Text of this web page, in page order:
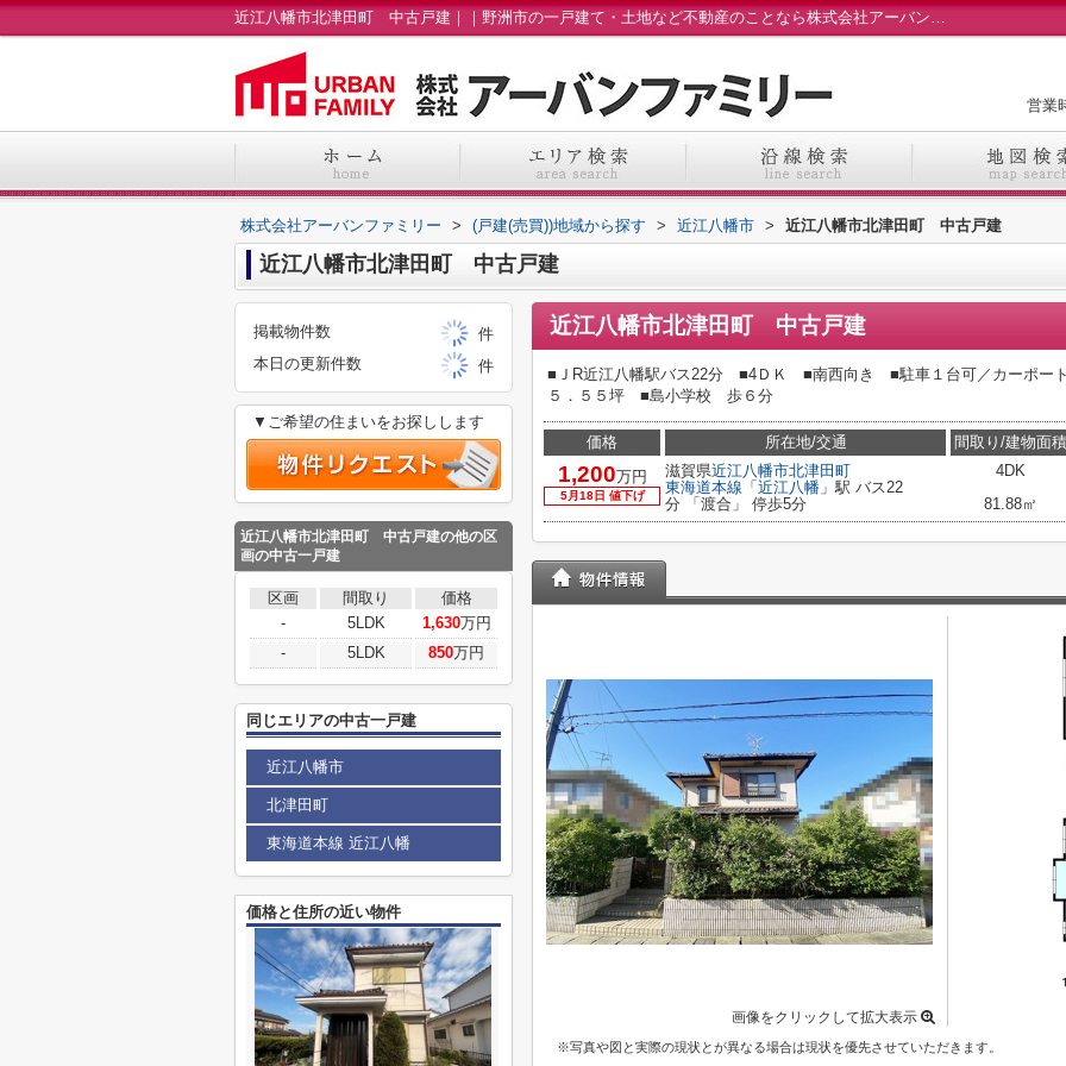
近江八幡市北津田町 中古戸建｜｜野洲市の一戸建て・土地など不動産のことなら株式会社アーバンファミリーへ
営業
株式会社アーバンファミリー > (戸建(売買))地域から探す > 近江八幡市 > 近江八幡市北津田町 中古戸建
近江八幡市北津田町 中古戸建
近江八幡市北津田町 中古戸建
■ＪR近江八幡駅バス22分 ■4ＤＫ ■南西向き ■駐車１台可／カーポー
５．５５坪 ■島小学校 歩６分
価格
1,200万円
5月18日 値下げ
所在地/交通
滋賀県近江八幡市北津田町
東海道本線 「 近江八幡 」駅 バス22
分 「渡合」 停歩5分
間取り/建物面積
4DK
81.88㎡
画像をクリックして拡大表示
※写真や図と実際の現状とが異なる場合は現状を優先させていただきます。
掲載物件数
件
本日の更新件数
件
▼ご希望の住まいをお探しします
近江八幡市北津田町 中古戸建の他の区
画の中古一戸建
区画 間取り
価格
-
5LDK 1,630万円
-
5LDK 850万円
同じエリアの中古一戸建
近江八幡市
北津田町
東海道本線 近江八幡
価格と住所の近い物件